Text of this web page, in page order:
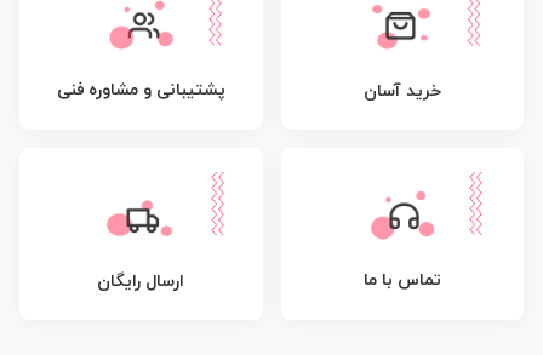
خرید آسان پشتیبانی و مشاوره فنی
تماس با ما ارسال رایگان